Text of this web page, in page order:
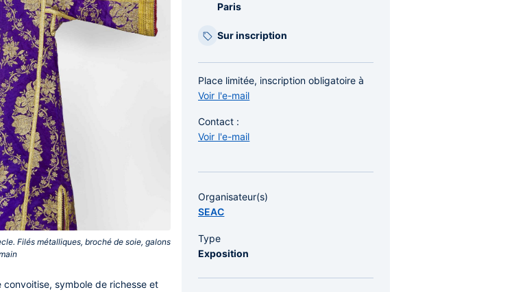
Filés métalliques, broché de soie, galons
Paris
Sur inscription
Place limitée, inscription obligatoire à
Voir l'e-mail
Contact :
Voir l'e-mail
Organisateur(s)
SEAC
Type
Exposition
symbole de richesse et